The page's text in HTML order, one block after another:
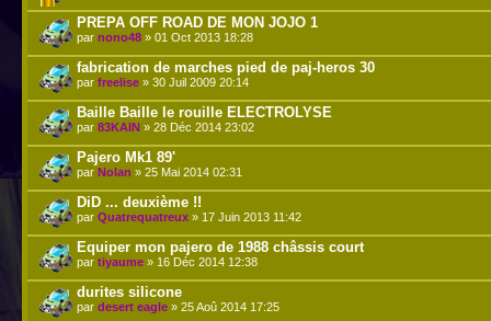
PREPA OFF ROAD DE MON JOJO 1
par nono48 » 01 Oct 2013 18:28
fabrication de marches pied de paj-heros 30
par freelise » 30 Juil 2009 20:14
Baille Baille le rouille ELECTROLYSE
par 83KAIN » 28 Déc 2014 23:02
Pajero Mk1 89'
par Nolan » 25 Mai 2014 02:31
DiD ... deuxième !!
par Quatrequatreux » 17 Juin 2013 11:42
Equiper mon pajero de 1988 châssis court
par tiyaume » 16 Déc 2014 12:38
durites silicone
par desert eagle » 25 Aoû 2014 17:25